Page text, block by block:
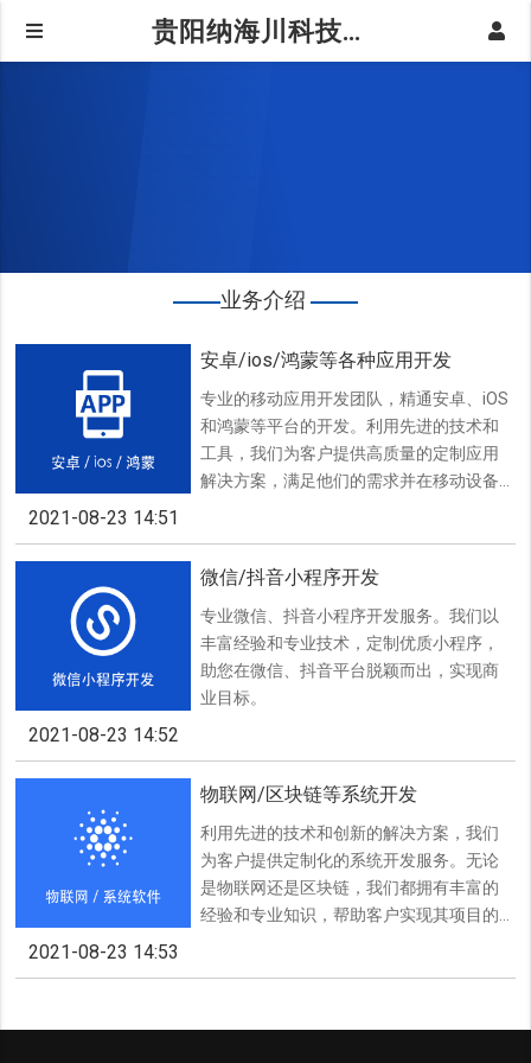
贵阳纳海川科技有限公司【官网】贵阳软件开发,贵阳小程序开发,贵阳APP开发,贵州开发公司,贵阳软件公司|业务介绍
业务介绍
2021-08-23 14:51
安卓/ios/鸿蒙等各种应用开发
专业的移动应用开发团队，精通安卓、iOS
和鸿蒙等平台的开发。利用先进的技术和
工具，我们为客户提供高质量的定制应用
解决方案，满足他们的需求并在移动设备
2021-08-23 14:52
微信/抖音小程序开发
专业微信、抖音小程序开发服务。我们以
丰富经验和专业技术，定制优质小程序，
助您在微信、抖音平台脱颖而出，实现商
业目标。
2021-08-23 14:53
物联网/区块链等系统开发
利用先进的技术和创新的解决方案，我们
为客户提供定制化的系统开发服务。无论
是物联网还是区块链，我们都拥有丰富的
经验和专业知识，帮助客户实现其项目的